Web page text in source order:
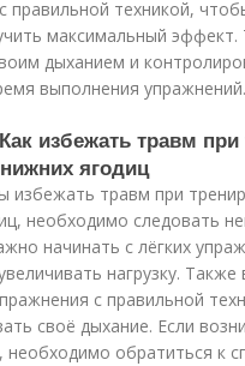
правильной техникой,
максимальный
дыханием и
выполнения упражнений.
избежать травм при
ягодиц
избежать травм при
необходимо следовать
начинать с лёгких
нагрузку.
с правильной
своё дыхание. Если
необходимо обратиться к